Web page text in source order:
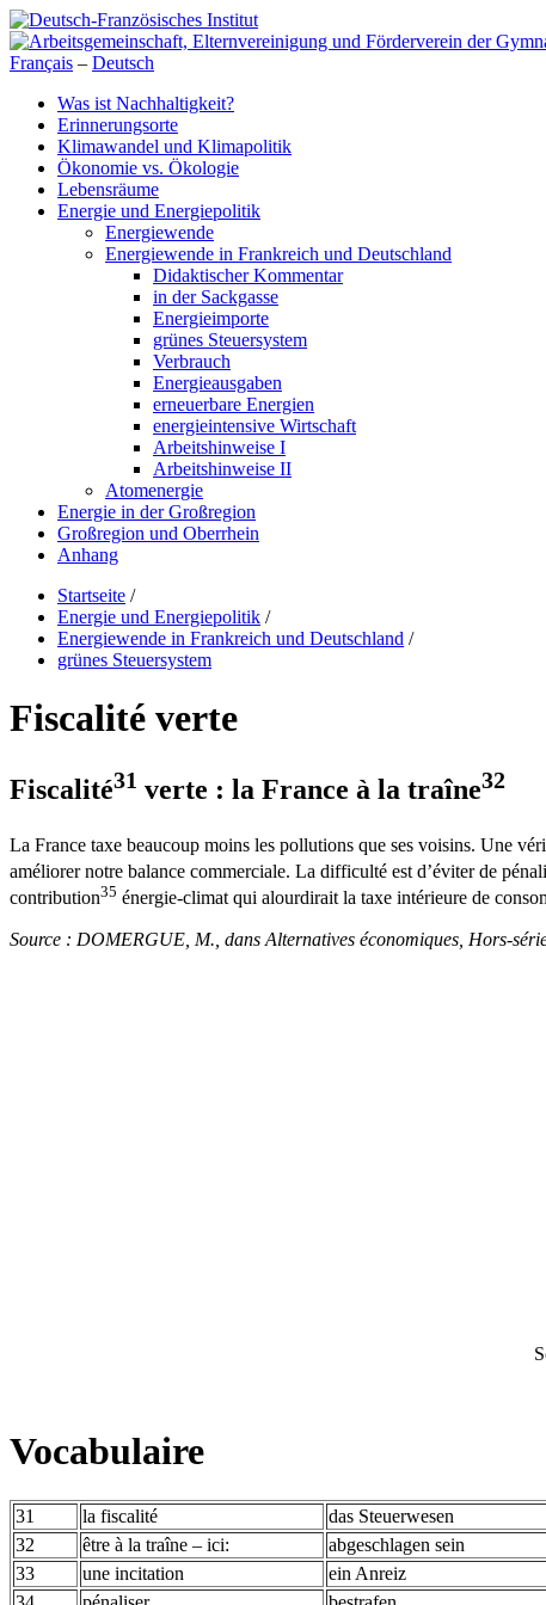
Français – Deutsch
Was ist Nachhaltigkeit?
Erinnerungsorte
Klimawandel und Klimapolitik
Ökonomie vs. Ökologie
Lebensräume
Energie und Energiepolitik
Energiewende
Energiewende in Frankreich und Deutschland
Didaktischer Kommentar
in der Sackgasse
Energieimporte
grünes Steuersystem
Verbrauch
Energieausgaben
erneuerbare Energien
energieintensive Wirtschaft
Arbeitshinweise I
Arbeitshinweise II
Atomenergie
Energie in der Großregion
Großregion und Oberrhein
Anhang
Startseite /
Energie und Energiepolitik /
Energiewende in Frankreich und Deutschland /
grünes Steuersystem
Fiscalité verte
Fiscalité31 verte : la France à la traîne32
La France taxe beaucoup moins les pollutions que ses voisins. Une
améliorer notre balance commerciale. La difficulté est d’éviter de
contribution35 énergie-climat qui alourdirait la taxe intérieure de
Source : DOMERGUE, M., dans Alternatives économiques, Hors-
Vocabulaire
31 la fiscalité
das Steuerwesen
32
être à la traîne – ici:
abgeschlagen sein
33
une incitation
ein Anreiz